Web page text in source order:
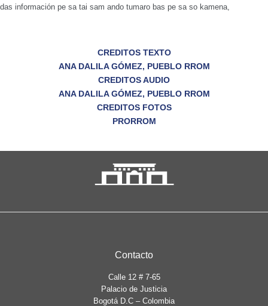
das información pe sa tai sam ando tumaro bas pe sa so kamena,
CREDITOS TEXTO
ANA DALILA GÓMEZ, PUEBLO RROM
CREDITOS AUDIO
ANA DALILA GÓMEZ, PUEBLO RROM
CREDITOS FOTOS
PRORROM
Contacto
Calle 12 # 7-65
Palacio de Justicia
Bogotá D.C – Colombia